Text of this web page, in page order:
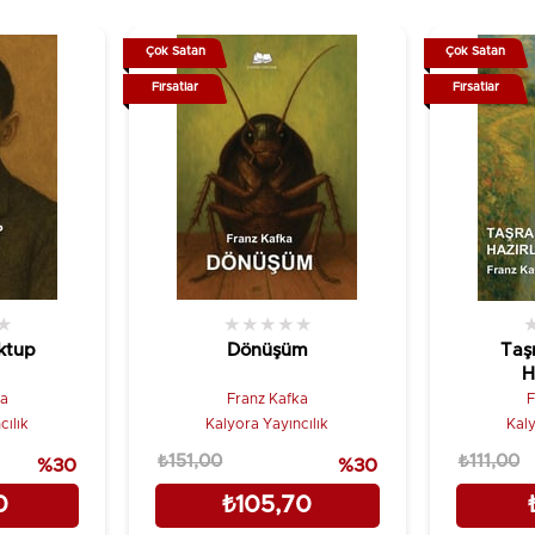
%30
Dönüşüm
★ ★ ★ ★ ★
Franz Kafka
Kalyora Yayıncılık
₺105,70
₺151,00 %30
Çok Satan
Fırsatlar
₺111,00
Çok Satan
Fırsatlar